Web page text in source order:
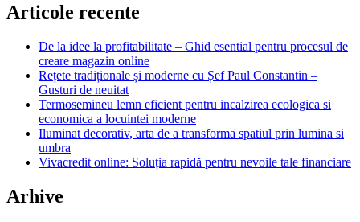
Articole recente
De la idee la profitabilitate – Ghid esential pentru procesul de
creare magazin online
Rețete tradiționale și moderne cu Șef Paul Constantin –
Gusturi de neuitat
Termosemineu lemn eficient pentru incalzirea ecologica si
economica a locuintei moderne
Iluminat decorativ, arta de a transforma spatiul prin lumina si
umbra
Vivacredit online: Soluția rapidă pentru nevoile tale financiare
Arhive